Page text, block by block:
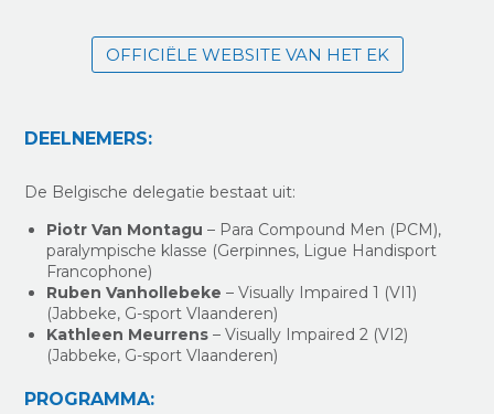
OFFICIËLE WEBSITE VAN HET EK
DEELNEMERS:
De Belgische delegatie bestaat uit:
Piotr Van Montagu – Para Compound Men (PCM),
paralympische klasse (Gerpinnes, Ligue Handisport
Francophone)
Ruben Vanhollebeke – Visually Impaired 1 (VI1)
(Jabbeke, G-sport Vlaanderen)
Kathleen Meurrens – Visually Impaired 2 (VI2)
(Jabbeke, G-sport Vlaanderen)
PROGRAMMA: